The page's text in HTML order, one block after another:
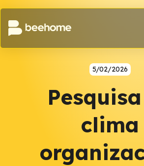
5/02/2026
clima